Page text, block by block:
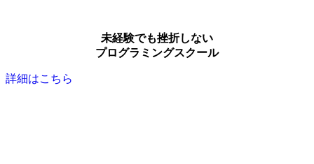
未経験でも挫折しない
プログラミングスクール
詳細はこちら